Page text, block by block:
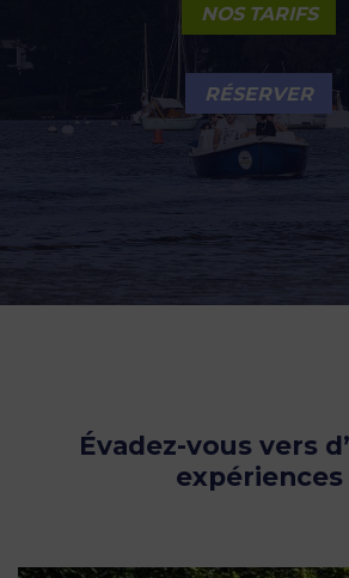
NOS TARIFS
RÉSERVER
Évadez-vous vers
expériences